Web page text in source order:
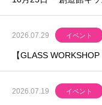
2026.07.29 イベント
【GLASS
2026.07.19 イベント